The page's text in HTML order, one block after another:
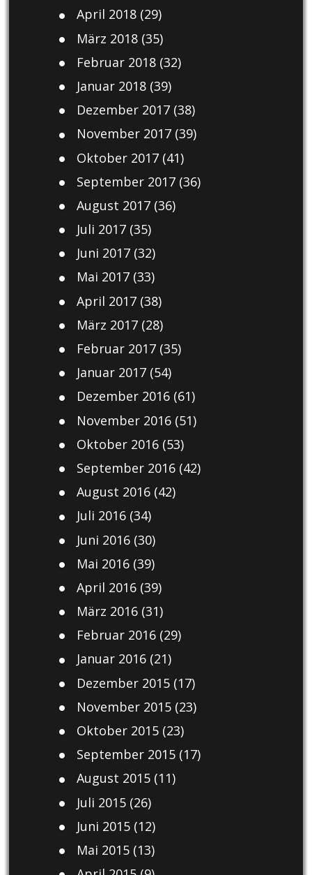
April 2018(29)
März 2018(35)
Februar 2018(32)
Januar 2018(39)
Dezember 2017(38)
November 2017(39)
Oktober 2017(41)
September 2017(36)
August 2017(36)
Juli 2017(35)
Juni 2017(32)
Mai 2017(33)
April 2017(38)
März 2017(28)
Februar 2017(35)
Januar 2017(54)
Dezember 2016(61)
November 2016(51)
Oktober 2016(53)
September 2016(42)
August 2016(42)
Juli 2016(34)
Juni 2016(30)
Mai 2016(39)
April 2016(39)
März 2016(31)
Februar 2016(29)
Januar 2016(21)
Dezember 2015(17)
November 2015(23)
Oktober 2015(23)
September 2015(17)
August 2015(11)
Juli 2015(26)
Juni 2015(12)
Mai 2015(13)